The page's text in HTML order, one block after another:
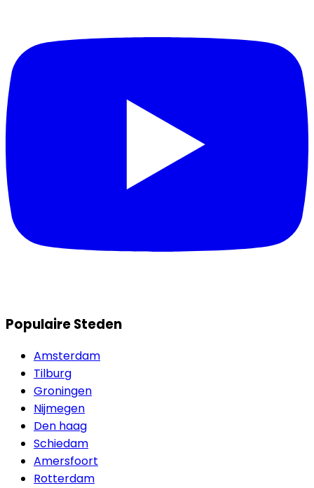
Populaire Steden
Amsterdam
Tilburg
Groningen
Nijmegen
Den haag
Schiedam
Amersfoort
Rotterdam